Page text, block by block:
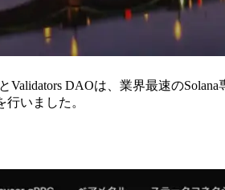
DAOは、業界最速の
いました。